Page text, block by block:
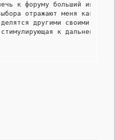
к форуму больший
отражают меня как
другими своими
к дальнейшей